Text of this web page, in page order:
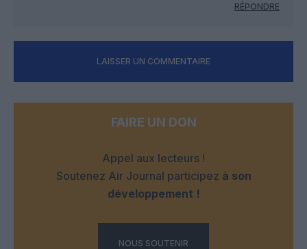
RÉPONDRE
LAISSER UN COMMENTAIRE
FAIRE UN DON
Appel aux lecteurs !
Soutenez Air Journal participez à son
développement !
NOUS SOUTENIR